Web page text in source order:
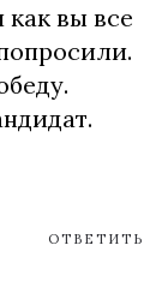
как вы все
ОТВЕТИТЬ